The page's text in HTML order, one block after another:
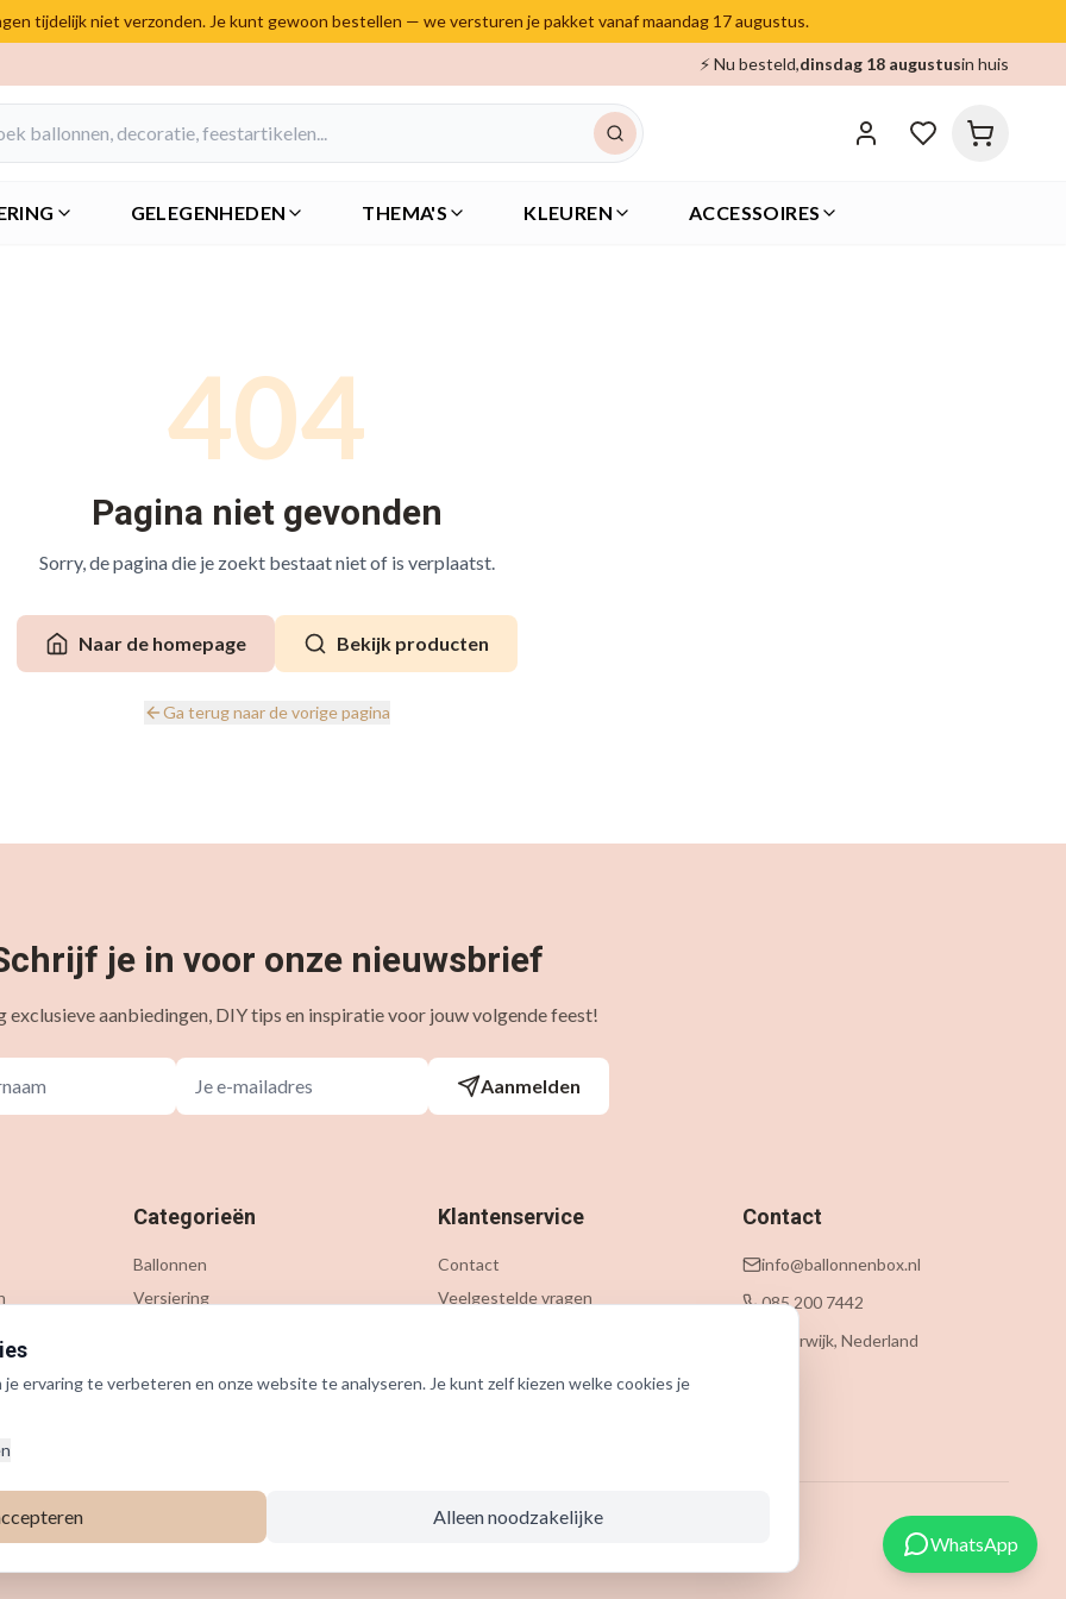
tijdelijk niet verzonden. Je kunt gewoon bestellen — we versturen je pakket vanaf maandag 17 augustus.
⚡ Nu besteld,dinsdag 18 augustusin huis
GELEGENHEDEN THEMA'S KLEUREN ACCESSOIRES
404
Pagina niet gevonden
Sorry, de pagina die je zoekt bestaat niet of is verplaatst.
Naar de homepage Bekijk producten
Ga terug naar de vorige pagina
je in voor onze nieuwsbrief
exclusieve aanbiedingen, DIY tips en inspiratie voor jouw volgende feest!
Aanmelden
Categorieën
Ballonnen
Versiering
Klantenservice
Contact
Veelgestelde vragen
Contact
info@ballonnenbox.nl
085 200 7442
Beverwijk, Nederland
Ballonnenbox. Alle rechten voorbehouden.
WhatsApp
ervaring te verbeteren en onze website te analyseren. Je kunt zelf kiezen welke cookies je
Alleen noodzakelijke